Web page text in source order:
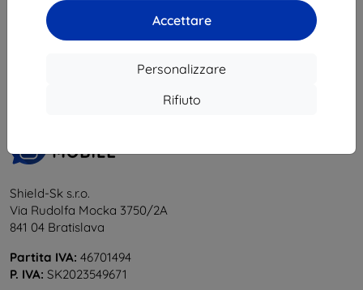
Accettare
Personalizzare
Rifiuto
del totale
Shield-Sk s.r.o.
Via Rudolfa Mocka 3750/2A
841 04 Bratislava
Partita IVA: 46701494
P. IVA: SK2023549671